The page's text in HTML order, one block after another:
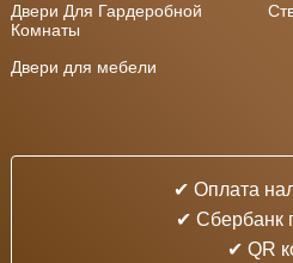
Двери Для Гардеробной
Комнаты
Двери для мебели
✔ Оплата
✔ Cбербанк
✔ QR